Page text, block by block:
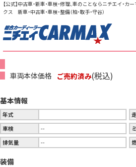
【公式】中古車・新車・車検・修理、車のことならニチエイ・カ
クス 新車・中古車・車検・整備（柏・取手・守谷）
車両本体価格 ご売約済み(税込)
基本情報
年式
車検
--
排気量
--
装備